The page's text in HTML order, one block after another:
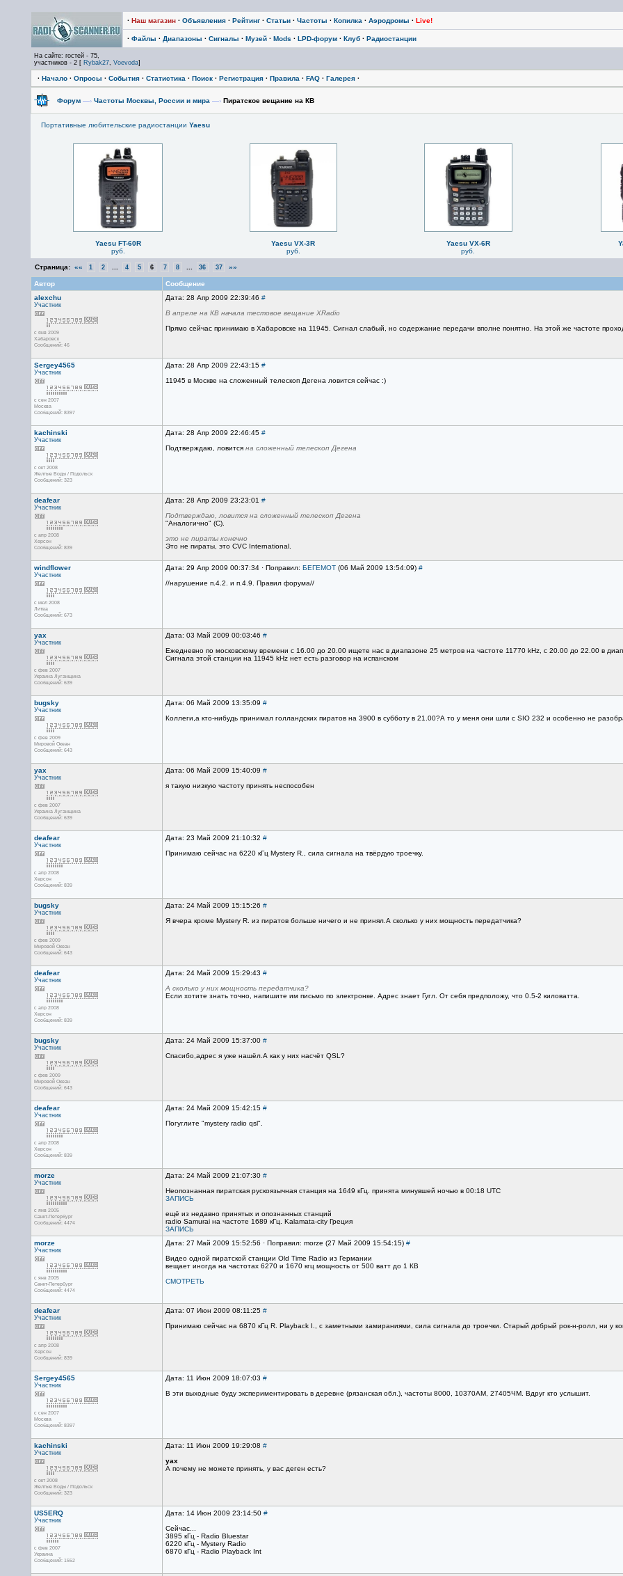
· Наш магазин· Объявления· Рейтинг· Статьи· Частоты · Копилка · Аэродромы · Live!
· Файлы · Диапазоны · Сигналы · Музей· Mods · LPD-форум· Клуб· Радиостанции
На сайте: гостей - 75,
участников - 2 [ Rybak27, Voevoda]
· Начало· Опросы · События· Статистика · Поиск· Регистрация· Правила · FAQ· Галерея·
Форум —› Частоты Москвы, России и мира —›Пиратское вещание на КВ
Портативные любительские радиостанции Yaesu
Yaesu FT-60R
руб.
Yaesu VX-3R
руб.
Yaesu VX-6R
руб.
Страница: «« 1 2 4 5 6 7 8 36 37 »»
Автор
Сообщение
alexchu
Участник
с янв 2009
Хабаровск
Сообщений: 46
Дата: 28 Апр 2009 22:39:46 #
В апреле на КВ начала тестовое вещание XRadio
Прямо сейчас принимаю в Хабаровске на 11945. Сигнал слабый, но содержание передачи вполне понятно. На этой же частоте
Sergey4565
Участник
с сен 2007
Москва
Сообщений: 8397
Дата: 28 Апр 2009 22:43:15 #
11945 в Москве на сложенный телескоп Дегена ловится сейчас :)
kachinski
Участник
с окт 2008
Желтые Воды / Подольск
Сообщений: 323
Дата: 28 Апр 2009 22:46:45 #
Подтверждаю, ловится на сложенный телескоп Дегена
deafear
Участник
с апр 2008
Херсон
Сообщений: 839
Дата: 28 Апр 2009 23:23:01 #
Подтверждаю, ловится на сложенный телескоп Дегена
"Аналогично" (C).
это не пираты конечно
Это не пираты, это CVC International.
windflower
Участник
с июл 2008
Литва
Сообщений: 673
Дата: 29 Апр 2009 00:37:34 · Поправил: БЕГЕМОТ(06 Май 2009 13:54:09) #
//нарушение п.4.2. и п.4.9. Правил форума//
yax
Участник
с фев 2007
Украина Луганщина
Сообщений: 639
Дата: 03 Май 2009 00:03:46 #
Ежедневно по московскому времени с 16.00 до 20.00 ищете нас в диапазоне 25 метров на частоте 11770 kHz, с 20.00 до 22.00 в
Сигнала этой станции на 11945 kHz нет есть разговор на испанском
bugsky
Участник
с фев 2009
Мировой Океан
Сообщений: 643
Дата: 06 Май 2009 13:35:09 #
Коллеги,а кто-нибудь принимал голландских пиратов на 3900 в субботу в 21.00?А то у меня они шли с SIO 232 и особенно не
yax
Участник
с фев 2007
Украина Луганщина
Сообщений: 639
Дата: 06 Май 2009 15:40:09 #
я такую низкую частоту принять неспособен
deafear
Участник
с апр 2008
Херсон
Сообщений: 839
Дата: 23 Май 2009 21:10:32 #
Принимаю сейчас на 6220 кГц Mystery R., сила сигнала на твёрдую троечку.
bugsky
Участник
с фев 2009
Мировой Океан
Сообщений: 643
Дата: 24 Май 2009 15:15:26 #
Я вчера кроме Mystery R. из пиратов больше ничего и не принял.А сколько у них мощность передатчика?
deafear
Участник
с апр 2008
Херсон
Сообщений: 839
Дата: 24 Май 2009 15:29:43 #
А сколько у них мощность передатчика?
Если хотите знать точно, напишите им письмо по электронке. Адрес знает Гугл. От себя предположу, что 0.5-2 киловатта.
bugsky
Участник
с фев 2009
Мировой Океан
Сообщений: 643
Дата: 24 Май 2009 15:37:00 #
Спасибо,адрес я уже нашёл.А как у них насчёт QSL?
deafear
Участник
с апр 2008
Херсон
Сообщений: 839
Дата: 24 Май 2009 15:42:15 #
Погуглите "mystery radio qsl".
morze
Участник
с янв 2005
Санкт-Петербург
Сообщений: 4474
Дата: 24 Май 2009 21:07:30 #
Неопознанная пиратская рускоязычная станция на 1649 кГц. принята минувшей ночью в 00:18 UTC
ЗАПИСЬ
ещё из недавно принятых и опознанных станций
radio Samurai на частоте 1689 кГц. Kalamata-city Греция
ЗАПИСЬ
morze
Участник
с янв 2005
Санкт-Петербург
Сообщений: 4474
Дата: 27 Май 2009 15:52:56 · Поправил: morze (27 Май 2009 15:54:15) #
Видео одной пиратской станции Old Time Radio из Германии
вещает иногда на частотах 6270 и 1670 кгц мощность от 500 ватт до 1 КВ
СМОТРЕТЬ
deafear
Участник
с апр 2008
Херсон
Сообщений: 839
Дата: 07 Июн 2009 08:11:25 #
Принимаю сейчас на 6870 кГц R. Playback I., с заметными замираниями, сила сигнала до троечки. Старый добрый рок-н-ролл, ни у
Sergey4565
Участник
с сен 2007
Москва
Сообщений: 8397
Дата: 11 Июн 2009 18:07:03 #
В эти выходные буду экспериментировать в деревне (рязанская обл.), частоты 8000, 10370АМ, 27405ЧМ. Вдруг кто услышит.
kachinski
Участник
с окт 2008
Желтые Воды / Подольск
Сообщений: 323
Дата: 11 Июн 2009 19:29:08 #
yax
А почему не можете принять, у вас деген есть?
US5ERQ
Участник
с фев 2007
Украина
Сообщений: 1552
Дата: 14 Июн 2009 23:14:50 #
Сейчас...
3895 кГц - Radio Bluestar
6220 кГц - Mystery Radio
6870 кГц - Radio Playback Int